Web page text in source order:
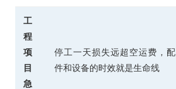
工
程
项
目
急
停工一天损失远超空运费，配
件和设备的时效就是生命线